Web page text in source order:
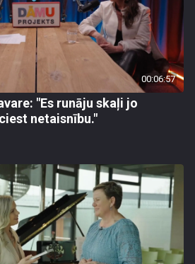
00:06:57
"Es runāju skaļi jo
netaisnību."